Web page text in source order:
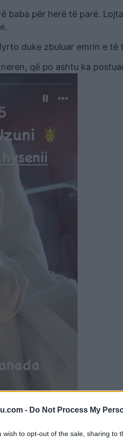
- Do Not Process My
wish to opt-out of the sale, sharing to
baba për herë të parë.
duke zbuluar emrin e të
që po ashtu ka